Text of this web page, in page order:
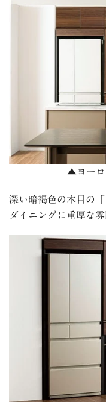
▲ ヨー
深い暗褐色の木目の
ダイニングに重厚な